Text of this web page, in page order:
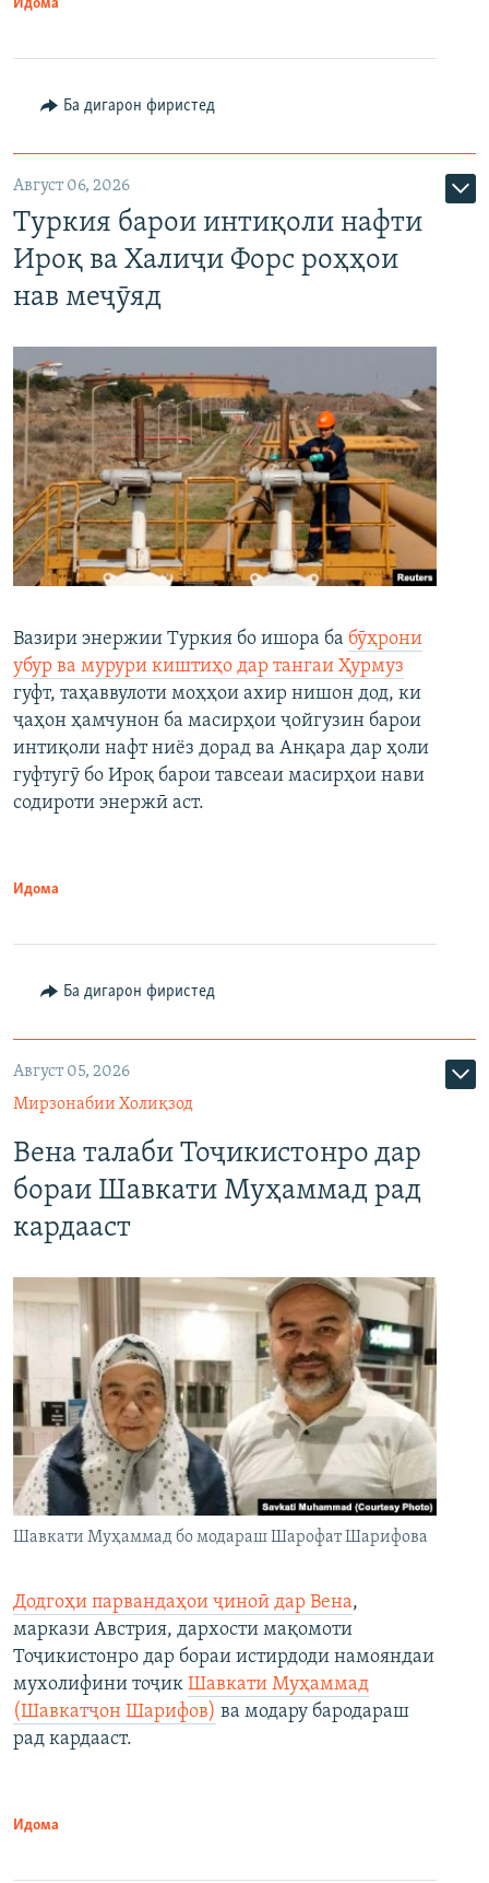
Идома
Ба дигарон фиристед
Август 06, 2026
Туркия барои интиқоли нафти
Ироқ ва Халиҷи Форс роҳҳои
нав меҷӯяд
Вазири энержии Туркия бо ишора ба бӯҳрони
убур ва мурури киштиҳо дар тангаи Ҳурмуз
гуфт, таҳаввулоти моҳҳои ахир нишон дод, ки
ҷаҳон ҳамчунон ба масирҳои ҷойгузин барои
интиқоли нафт ниёз дорад ва Анқара дар ҳоли
гуфтугӯ бо Ироқ барои тавсеаи масирҳои нави
содироти энержӣ аст.
Идома
Ба дигарон фиристед
Август 05, 2026
Мирзонабии Холиқзод
Вена талаби Тоҷикистонро дар
бораи Шавкати Муҳаммад рад
кардааст
Шавкати Муҳаммад бо модараш Шарофат Шарифова
Додгоҳи парвандаҳои ҷиноӣ дар Вена,
маркази Австрия, дархости мақомоти
Тоҷикистонро дар бораи истирдоди намояндаи
мухолифини тоҷик Шавкати Муҳаммад
(Шавкатҷон Шарифов) ва модару бародараш
рад кардааст.
Идома